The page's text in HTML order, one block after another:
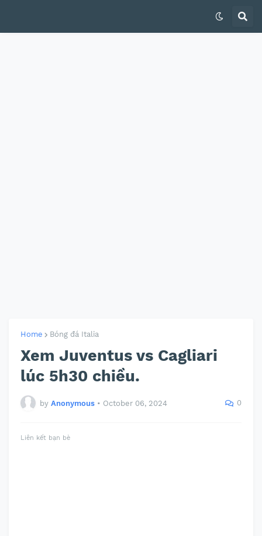
Home Bóng đá Italia
Xem Juventus vs Cagliari
lúc 5h30 chiều.
by Anonymous • October 06, 2024 0
Liên kết bạn bè